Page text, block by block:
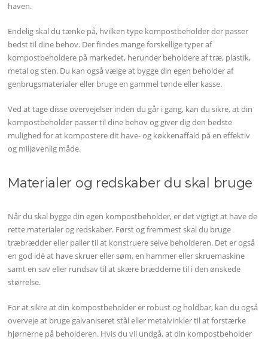
haven.
Endelig skal du tænke på, hvilken type kompostbeholder der passer
bedst til dine behov. Der findes mange forskellige typer af
kompostbeholdere på markedet, herunder beholdere af træ, plastik,
metal og sten. Du kan også vælge at bygge din egen beholder af
genbrugsmaterialer eller bruge en gammel tønde eller kasse.
Ved at tage disse overvejelser inden du går i gang, kan du sikre, at din
kompostbeholder passer til dine behov og giver dig den bedste
mulighed for at kompostere dit have- og køkkenaffald på en effektiv
og miljøvenlig måde.
Materialer og redskaber du skal bruge
Når du skal bygge din egen kompostbeholder, er det vigtigt at have de
rette materialer og redskaber. Først og fremmest skal du bruge
træbrædder eller paller til at konstruere selve beholderen. Det er også
en god idé at have skruer eller søm, en hammer eller skruemaskine
samt en sav eller rundsav til at skære brædderne til i den ønskede
størrelse.
For at sikre at din kompostbeholder er robust og holdbar, kan du også
overveje at bruge galvaniseret stål eller metalvinkler til at forstærke
hjørnerne på beholderen. Hvis du vil undgå, at din kompostbeholder